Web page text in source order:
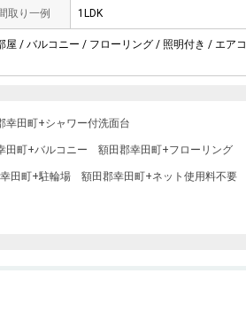
取り一例 1LDK
/ バルコニー / フローリング / 照明付き / エアコ
幸田町+シャワー付洗面台
田町+バルコニー 額田郡幸田町+フローリング
田町+駐輪場 額田郡幸田町+ネット使用料不要